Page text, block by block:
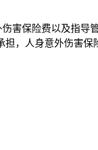
保险费以及指导
，人身意外伤害